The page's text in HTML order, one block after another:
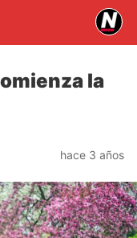
la
hace 3 años